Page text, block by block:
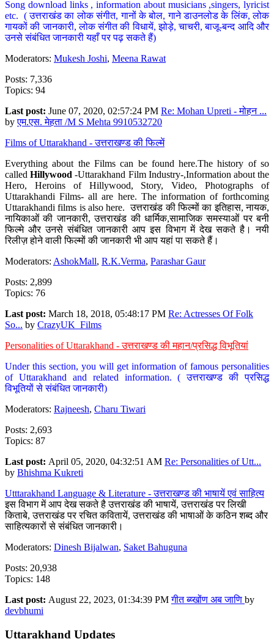
Song download links , information about musicians ,singers, lyricist
etc. ( उत्तराखंड का लोक संगीत, गानों के बोल, गाने डाउनलोड के लिंक, लोक
गायकों की जानकारी, लोक संगीत की विधायें, झोड़े, चाचरी, बाजू-बन्द आदि और
उनसे संबंधित जानकारी यहाँ पर पढ़ सकते हैं)
Moderators: Mukesh Joshi, Meena Rawat
Posts: 7,336
Topics: 94
Last post: June 07, 2020, 02:57:24 PM Re: Mohan Upreti - मोहन ...
byएम.एस. मेहता /M S Mehta 9910532720
Films of Uttarakhand - उत्तराखण्ड की फिल्में
Everything about the Films can be found here.The history of so
calledHillywood-Uttarakhand Film Industry-,Information about the
Hero, Heroins of Hillywood, Story, Video, Photographs of
Uttarakhandi Films- all are here. The information of forthcoming
Uttarakhandi films is also here. उत्तराखंड की फिल्मों का इतिहास, नायक,
नायिकाओं की जानकारी, उत्तराखंड की धार्मिक,सामाजिक समस्याओं पर बनी
फिल्मे और उनसे संबंधित जानकारी आप इस विभाग में देख सकते है। नयी
रिलीज़ होने वाली फिल्मों की जानकारी भी आप यहां पा सकते हैं।
Moderators: AshokMall, R.K.Verma, Parashar Gaur
Posts: 2,899
Topics: 76
Last post: March 18, 2018, 05:48:17 PM Re: Actresses Of Folk
So... by CrazyUK_Films
Personalities of Uttarakhand - उत्तराखण्ड की महान/प्रसिद्ध विभूतियां
Under this section, you will get information of famous personalities
of Uttarakhand and related information. ( उत्तराखण्ड की प्रसिद्ध
विभूतियों से संबंधित जानकारी)
Moderators: Rajneesh, Charu Tiwari
Posts: 2,693
Topics: 87
Last post: April 05, 2020, 04:32:51 AM Re: Personalities of Utt...
by Bhishma Kukreti
Utttarakhand Language & Literature - उत्तराखण्ड की भाषायें एवं साहित्य
इस विभाग में आप देख सकते है उत्तराखंड की भाषायें, उत्तराखंड पर लिखी
किताबे, उत्तराखंड पर रचित कवितायें, उत्तराखंड की भाषाओं के कठिन शब्द और
साहित्यकारों से संबंधित जानकारी।
Moderators: Dinesh Bijalwan, Saket Bahuguna
Posts: 20,938
Topics: 148
Last post: August 22, 2023, 01:34:39 PMगीत ब्य्खोंण अब जाणि by
devbhumi
Uttarakhand Updates